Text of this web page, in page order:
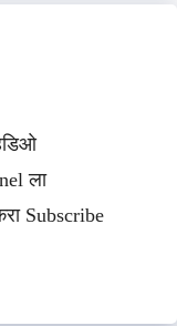
ला
Subscribe